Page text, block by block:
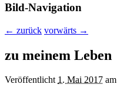
Bild-Navigation
← zurück vorwärts →
zu meinem Leben
Veröffentlicht 1. Mai 2017 am